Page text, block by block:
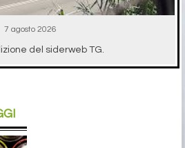
7 agosto 2026
del siderweb TG.